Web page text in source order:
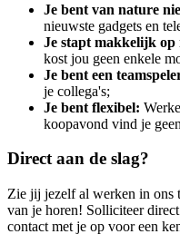
Je bent van nature
nieuwste gadgets en
Je stapt makkelijk op
kost jou geen enkele
Je bent een
je collega's;
Je bent flexibel:
koopavond vind je
Direct aan de slag?
Zie jij jezelf al werken in ons
van je horen! Solliciteer
contact met je op voor een